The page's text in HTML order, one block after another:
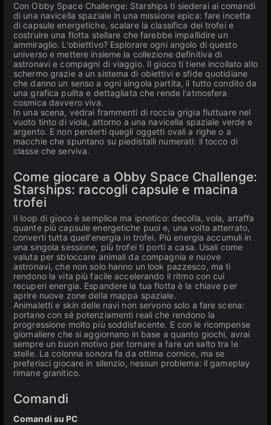
Con Obby Space Challenge: Starships ti siederai ai comandi
di una navicella spaziale in una missione epica: fare incetta
di capsule energetiche, scalare la classifica dei trofei e
costruire una flotta stellare che farebbe impallidire un
ammiraglio. L'obiettivo? Esplorare ogni angolo di questo
universo e mettere insieme la collezione definitiva di
astronavi e compagni di viaggio. Il gioco ti tiene incollato allo
schermo grazie a un sistema di obiettivi e sfide quotidiane
che danno un senso a ogni singola partita, il tutto condito da
una grafica pulita e dettagliata che rende l'atmosfera
cosmica davvero viva.
In una scena, vedrai frammenti di roccia grigia fluttuare nel
vuoto tinto di viola, attorno a una navicella spaziale verde e
argento. E non perderti quegli oggetti ovali a righe o a
macchie che spuntano su piedistalli numerati: il tocco di
classe che serviva.
Come giocare a Obby Space Challenge:
Starships: raccogli capsule e macina
trofei
Il loop di gioco è semplice ma ipnotico: decolla, vola, arraffa
quante più capsule energetiche puoi e, una volta atterrato,
converti tutta quell'energia in trofei. Più energia accumuli in
una singola sessione, più trofei ti porti a casa. Usali come
valuta per sbloccare animali da compagnia e nuove
astronavi, che non solo hanno un look pazzesco, ma ti
rendono la vita più facile accelerando il ritmo con cui
recuperi energia. Espandere la tua flotta è la chiave per
aprire nuove zone della mappa spaziale.
Animaletti e skin delle navi non servono solo a fare scena:
portano con sé potenziamenti reali che rendono la
progressione molto più soddisfacente. E con le ricompense
giornaliere che si aggiornano in base a quanto giochi, avrai
sempre un buon motivo per tornare a fare un salto tra le
stelle. La colonna sonora fa da ottima cornice, ma se
preferisci giocare in silenzio, nessun problema: il gameplay
rimane granitico.
Comandi
Comandi su PC